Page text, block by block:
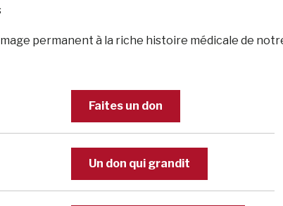
permanent à la riche histoire médicale de
Faites un don
Un don qui grandit